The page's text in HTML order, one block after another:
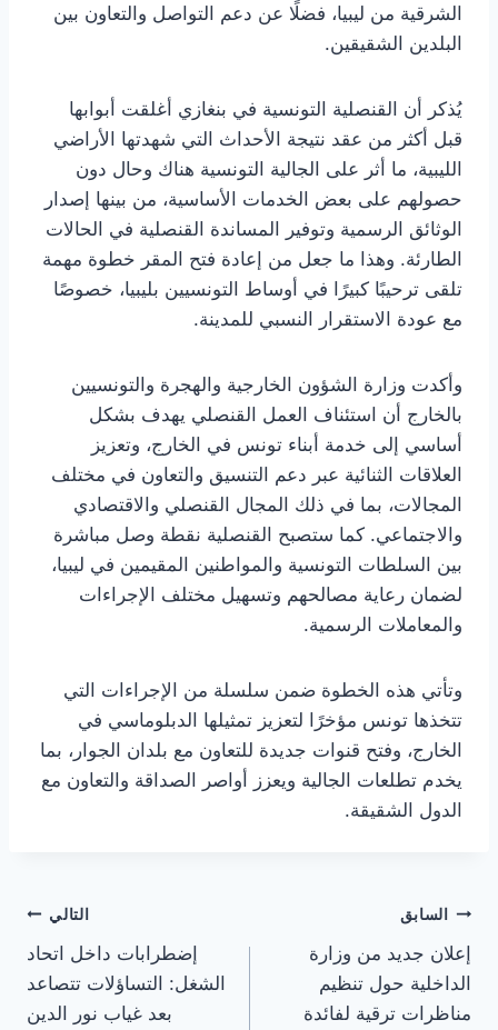
الشرقية من ليبيا، فضلًا عن دعم التواصل والتعاون بين
البلدين الشقيقين.
يُذكر أن القنصلية التونسية في بنغازي أغلقت أبوابها
قبل أكثر من عقد نتيجة الأحداث التي شهدتها الأراضي
الليبية، ما أثر على الجالية التونسية هناك وحال دون
حصولهم على بعض الخدمات الأساسية، من بينها إصدار
الوثائق الرسمية وتوفير المساندة القنصلية في الحالات
الطارئة. وهذا ما جعل من إعادة فتح المقر خطوة مهمة
تلقى ترحيبًا كبيرًا في أوساط التونسيين بليبيا، خصوصًا
مع عودة الاستقرار النسبي للمدينة.
وأكدت وزارة الشؤون الخارجية والهجرة والتونسيين
بالخارج أن استئناف العمل القنصلي يهدف بشكل
أساسي إلى خدمة أبناء تونس في الخارج، وتعزيز
العلاقات الثنائية عبر دعم التنسيق والتعاون في مختلف
المجالات، بما في ذلك المجال القنصلي والاقتصادي
والاجتماعي. كما ستصبح القنصلية نقطة وصل مباشرة
بين السلطات التونسية والمواطنين المقيمين في ليبيا،
لضمان رعاية مصالحهم وتسهيل مختلف الإجراءات
والمعاملات الرسمية.
وتأتي هذه الخطوة ضمن سلسلة من الإجراءات التي
تتخذها تونس مؤخرًا لتعزيز تمثيلها الدبلوماسي في
الخارج، وفتح قنوات جديدة للتعاون مع بلدان الجوار، بما
يخدم تطلعات الجالية ويعزز أواصر الصداقة والتعاون مع
الدول الشقيقة.
تصفّح
المقالات
السابق
إعلان جديد من وزارة
الداخلية حول تنظيم
مناظرات ترقية لفائدة
التالي
إضطرابات داخل اتحاد
الشغل: التساؤلات تتصاعد
بعد غياب نور الدين